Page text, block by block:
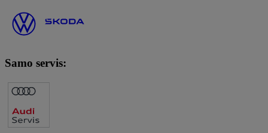
Samo servis: